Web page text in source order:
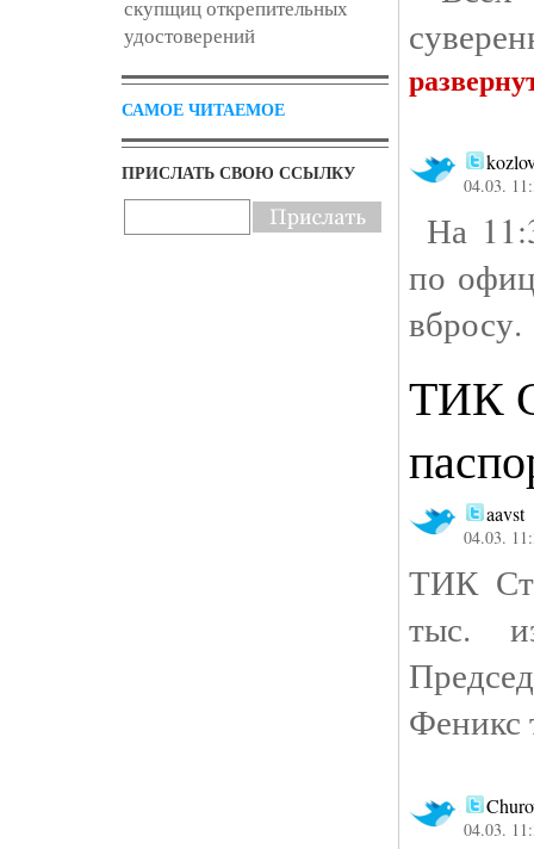
скупщиц открепительных
удостоверений
САМОЕ ЧИТАЕМОЕ
ПРИСЛАТЬ СВОЮ ССЫЛКУ
04.03.
На
по
вбросу.
ТИК
aavst
04.03.
ТИК
тыс.
Феникс
04.03.